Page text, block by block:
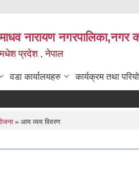
माधव नारायण नगरपालिका,नगर
मधेश प्रदेश , नेपाल
वडा कार्यालयहरु कार्यक्रम तथा
» आय व्यय विवरण